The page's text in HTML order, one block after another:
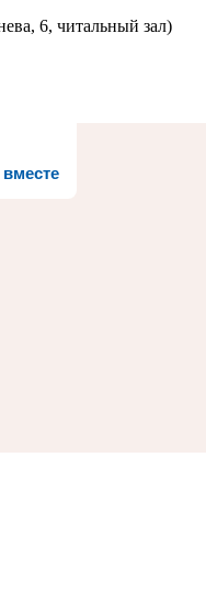
6, читальный зал)